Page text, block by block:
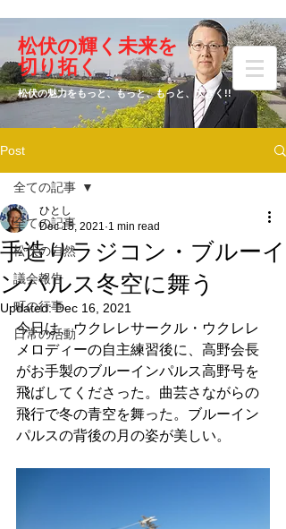
​増田 ひとし
​松伏の輝く未来を
切り拓く
松伏の魅力をもっと、もっと、もっと、大きく!!
元松伏町議会議員
Post
全ての記事
松伏の自然
議会報告
町の行事
日常の活動
全ての記事
手造りラジコン・ブルーイ
ンパルス冬空に舞う
ひとし
Dec 15, 2021 1 min read
Updated:Dec 16, 2021
今日は、ウクレレサークル・ウクレレ
メロディーの自主練習後に、高野会長
がお手製のブルーインパルス高野号を
飛ばしてくださった。曲芸さながらの
飛行で冬の青空を舞った。ブルーイン
パルスの背後の月の姿が美しい。